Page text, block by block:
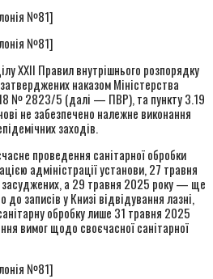
XXII Правил внутрішнього розпорядку
наказом Міністерства
№ 2823/5 (далі — ПВР), та пункту 3.19
не забезпечено належне виконання
заходів.
проведення санітарної обробки
адміністрації установи, 27 травня
а 29 травня 2025 року — ще
записів у Книзі відвідування лазні,
обробку лише 31 травня 2025
вимог щодо своєчасної санітарної